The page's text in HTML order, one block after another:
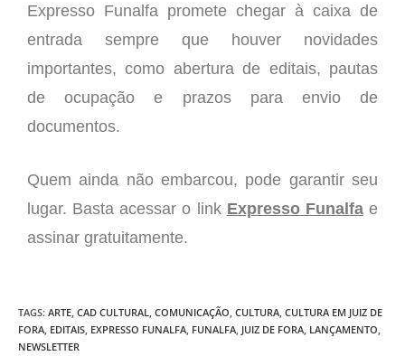
Expresso Funalfa promete chegar à caixa de
entrada sempre que houver novidades
importantes, como abertura de editais, pautas
de ocupação e prazos para envio de
documentos.
Quem ainda não embarcou, pode garantir seu
lugar. Basta acessar o link Expresso Funalfae
assinar gratuitamente.
TAGS: ARTE CAD CULTURAL COMUNICAÇÃO CULTURA CULTURA EM JUIZ DE
FORA EDITAIS EXPRESSO FUNALFA FUNALFA JUIZ DE FORA LANÇAMENTO
NEWSLETTER